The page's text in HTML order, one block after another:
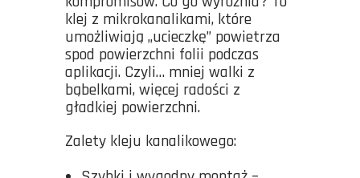
klej z mikrokanalikami, które
umożliwiają „ucieczkę” powietrza
spod powierzchni folii podczas
aplikacji. Czyli… mniej walki z
bąbelkami, więcej radości z
gładkiej powierzchni.
Zalety kleju kanalikowego: